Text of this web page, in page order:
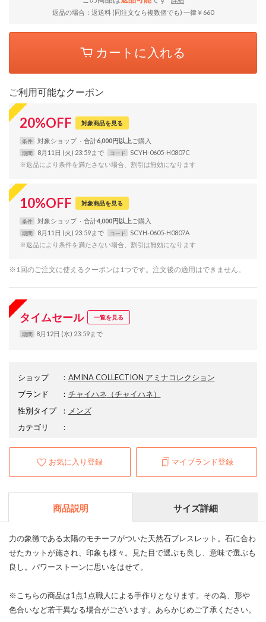
返品の場合：返送料 (同注文なら複数個でも) 一律￥660
カートに入れる
ご利用可能なクーポン
20%OFF 対象商品を見る
条件 対象ショップ 合計6,000円以上
期間 8月11日 (火) 23:59まで コード
SCYH-0605-H0807C
※返品により条件を満たさない場合、割引は無効になります
10%OFF 対象商品を見る
条件 対象ショップ 合計4,000円以上
期間 8月11日 (火) 23:59まで コード
SCYH-0605-H0807A
※返品により条件を満たさない場合、割引は無効になります
※1回のご注文に使えるクーポンは1つです。注文後の適用はできません。
タイムセール 一覧を見る
期間 8月12日 (水) 23:59まで
ショップ ： AMINA COLLECTION アミナコレクション
ブランド
： チャイハネ （チャイハネ）
性別タイプ
： メンズ
カテゴリ
：
お気に入り登録 マイブランド登録
商品説明 サイズ詳細
力の象徴である太陽のモチーフがついた天然石ブレスレット。石に合わ
せたカットが施され、印象も様々。見た目で選ぶも良し、意味で選ぶも
良し。パワーストーンに思いをはせて。
※こちらの商品は1点1点職人による手作りとなります。その為、形や
色合いなど若干異なる場合がございます。あらかじめご了承ください。